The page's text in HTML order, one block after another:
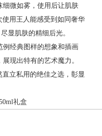
细微如雾，使用后让肌肤
用王人能感受到如同奢华
显肌肤的精细后光。
例经典图样的想象和插画
展现出特有的艺术魔力。
立私用的绝佳之选，彰显
礼盒